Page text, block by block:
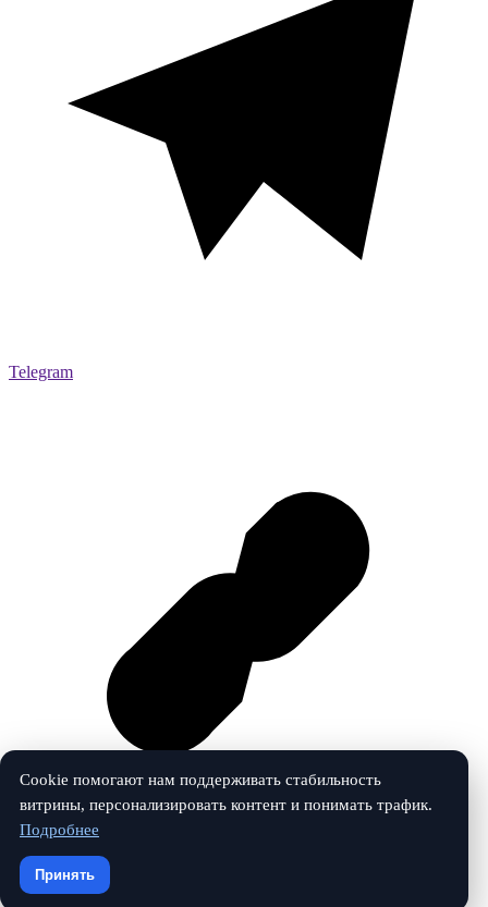
Telegram
Vk
Cookie помогают нам поддерживать стабильность
витрины, персонализировать контент и понимать трафик.
Подробнее
Принять